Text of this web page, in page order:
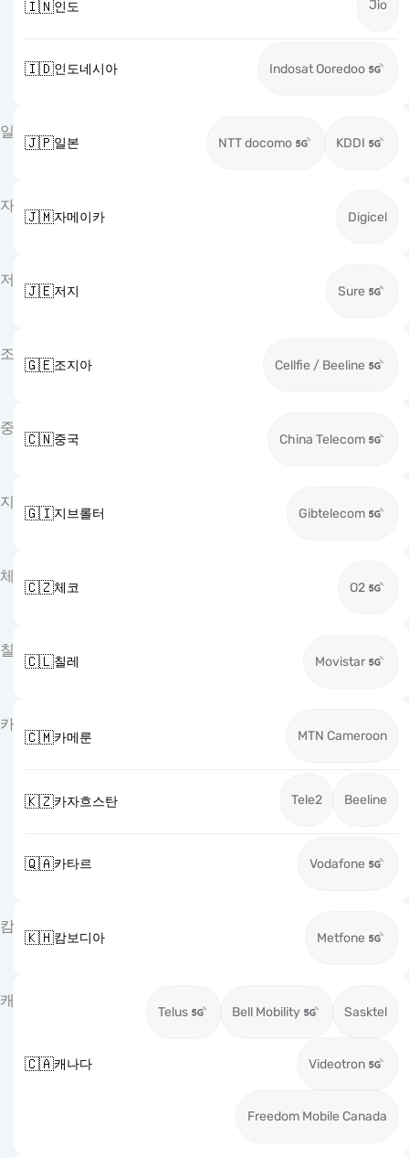
🇮🇳인도 Jio
🇮🇩인도네시아 Indosat Ooredoo
일
🇯🇵일본 NTT docomo KDDI
자
🇯🇲자메이카 Digicel
저
🇯🇪저지 Sure
조
🇬🇪조지아 Cellfie / Beeline
중
🇨🇳중국 China Telecom
지
🇬🇮지브롤터 Gibtelecom
체
🇨🇿체코 O2
칠
🇨🇱칠레 Movistar
카
🇨🇲카메룬 MTN Cameroon
🇰🇿카자흐스탄 Tele2 Beeline
🇶🇦카타르 Vodafone
캄
🇰🇭캄보디아 Metfone
캐
🇨🇦캐나다
Telus Bell Mobility Sasktel
Videotron
Freedom Mobile Canada